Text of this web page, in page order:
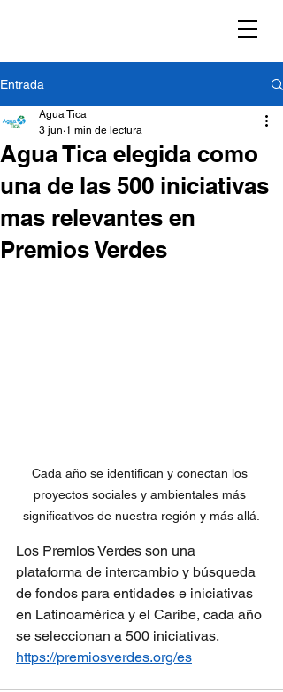
Entrada
Agua Tica elegida como
una de las 500 iniciativas
mas relevantes en
Premios Verdes
Agua Tica
3 jun 1 min de lectura
Cada año se identifican y conectan los
proyectos sociales y ambientales más
significativos de nuestra región y más allá.
Los Premios Verdes son una
plataforma de intercambio y búsqueda
de fondos para entidades e iniciativas
en Latinoamérica y el Caribe, cada año
se seleccionan a 500 iniciativas.
https://premiosverdes.org/es